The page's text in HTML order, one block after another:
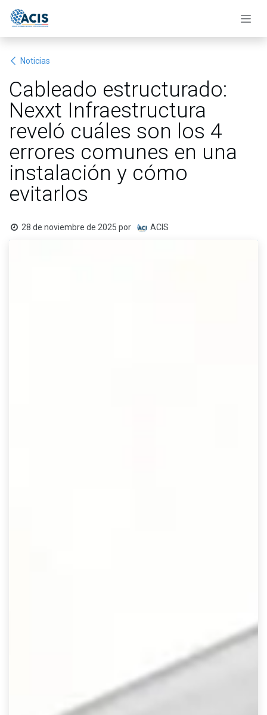
Noticias
Cableado estructurado:
Nexxt Infraestructura
reveló cuáles son los 4
errores comunes en una
instalación y cómo
evitarlos
28 de noviembre de 2025 por ACIS